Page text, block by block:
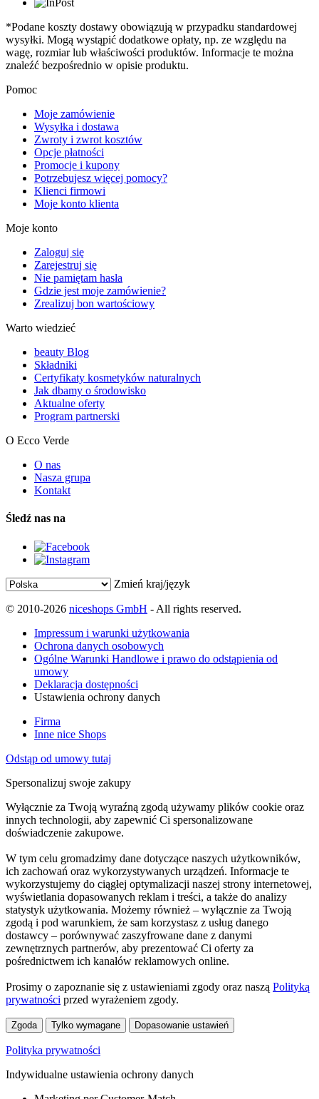
*Podane koszty dostawy obowiązują w przypadku standardowej
wysyłki. Mogą wystąpić dodatkowe opłaty, np. ze względu na
wagę, rozmiar lub właściwości produktów. Informacje te można
znaleźć bezpośrednio w opisie produktu.
Pomoc
Moje zamówienie
Wysyłka i dostawa
Zwroty i zwrot kosztów
Opcje płatności
Promocje i kupony
Potrzebujesz więcej pomocy?
Klienci firmowi
Moje konto klienta
Moje konto
Zaloguj się
Zarejestruj się
Nie pamiętam hasła
Gdzie jest moje zamówienie?
Zrealizuj bon wartościowy
Warto wiedzieć
beauty Blog
Składniki
Certyfikaty kosmetyków naturalnych
Jak dbamy o środowisko
Aktualne oferty
Program partnerski
O Ecco Verde
O nas
Nasza grupa
Kontakt
Śledź nas na
Zmień kraj/język
© 2010-2026 niceshops GmbH - All rights reserved.
Impressum i warunki użytkowania
Ochrona danych osobowych
Ogólne Warunki Handlowe i prawo do odstąpienia od
umowy
Deklaracja dostępności
Ustawienia ochrony danych
Firma
Inne nice Shops
Odstąp od umowy tutaj
Spersonalizuj swoje zakupy
Wyłącznie za Twoją wyraźną zgodą używamy plików cookie oraz
innych technologii, aby zapewnić Ci spersonalizowane
doświadczenie zakupowe.
W tym celu gromadzimy dane dotyczące naszych użytkowników,
ich zachowań oraz wykorzystywanych urządzeń. Informacje te
wykorzystujemy do ciągłej optymalizacji naszej strony internetowej,
wyświetlania dopasowanych reklam i treści, a także do analizy
statystyk użytkowania. Możemy również – wyłącznie za Twoją
zgodą i pod warunkiem, że sam korzystasz z usług danego
dostawcy – porównywać zaszyfrowane dane z danymi
zewnętrznych partnerów, aby prezentować Ci oferty za
pośrednictwem ich kanałów reklamowych online.
Prosimy o zapoznanie się z ustawieniami zgody oraz naszą Polityką
prywatności przed wyrażeniem zgody.
Zgoda Tylko wymagane Dopasowanie ustawień
Polityka prywatności
Indywidualne ustawienia ochrony danych